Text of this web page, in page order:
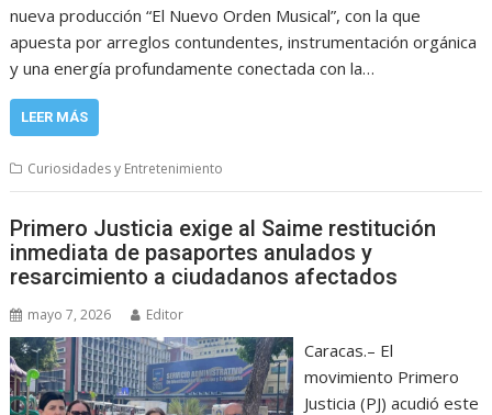
nueva producción “El Nuevo Orden Musical”, con la que
apuesta por arreglos contundentes, instrumentación orgánica
y una energía profundamente conectada con la…
LEER MÁS
Curiosidades y Entretenimiento
Primero Justicia exige al Saime restitución
inmediata de pasaportes anulados y
resarcimiento a ciudadanos afectados
mayo 7, 2026 Editor
Caracas.– El
movimiento Primero
Justicia (PJ) acudió este